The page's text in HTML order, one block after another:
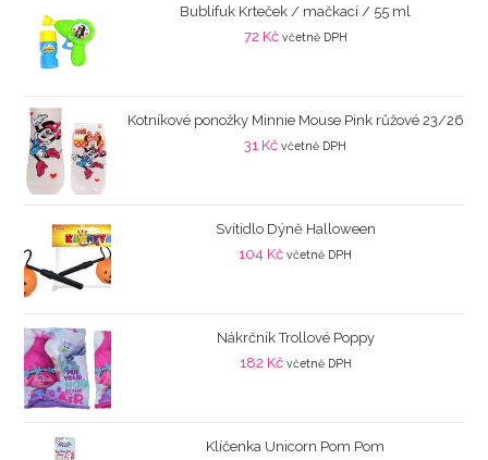
Bublifuk Krteček / mačkací / 55 ml
72 Kč včetně DPH
Kotníkové ponožky Minnie Mouse Pink růžové 23/26
31 Kč včetně DPH
Svítidlo Dýně Halloween
104 Kč včetně DPH
Nákrčník Trollové Poppy
182 Kč včetně DPH
Klíčenka Unicorn Pom Pom